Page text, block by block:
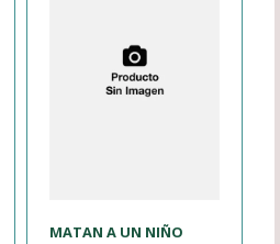
MATAN A UN NIÑO